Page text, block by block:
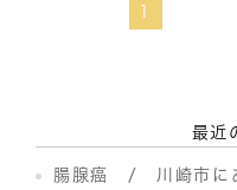
1
最近
腸腺癌 / 川崎市に